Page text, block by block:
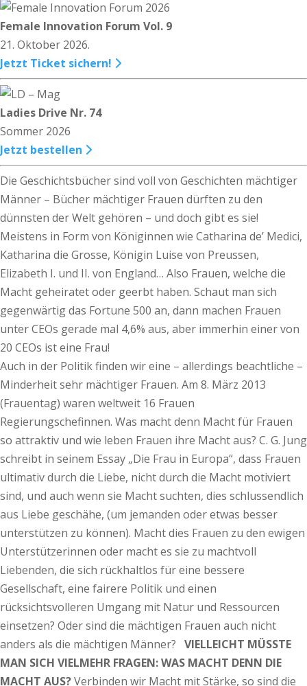
Female Innovation Forum Vol. 9
21. Oktober 2026.
Jetzt Ticket sichern!
Ladies Drive Nr. 74
Sommer 2026
Jetzt bestellen
Die Geschichtsbücher sind voll von Geschichten mächtiger
Männer – Bücher mächtiger Frauen dürften zu den
dünnsten der Welt gehören – und doch gibt es sie!
Meistens in Form von Königinnen wie Catharina de’ Medici,
Katharina die Grosse, Königin Luise von Preussen,
Elizabeth I. und II. von England… Also Frauen, welche die
Macht geheiratet oder geerbt haben. Schaut man sich
gegenwärtig das Fortune 500 an, dann machen Frauen
unter CEOs gerade mal 4,6% aus, aber immerhin einer von
20 CEOs ist eine Frau!
Auch in der Politik finden wir eine – allerdings beachtliche –
Minderheit sehr mächtiger Frauen. Am 8. März 2013
(Frauentag) waren weltweit 16 Frauen
Regierungschefinnen. Was macht denn Macht für Frauen
so attraktiv und wie leben Frauen ihre Macht aus? C. G. Jung
schreibt in seinem Essay „Die Frau in Europa“, dass Frauen
ultimativ durch die Liebe, nicht durch die Macht motiviert
sind, und auch wenn sie Macht suchten, dies schlussendlich
aus Liebe geschähe, (um jemanden oder etwas besser
unterstützen zu können). Macht dies Frauen zu den ewigen
Unterstützerinnen oder macht es sie zu machtvoll
Liebenden, die sich rückhaltlos für eine bessere
Gesellschaft, eine fairere Politik und einen
rücksichtsvolleren Umgang mit Natur und Ressourcen
einsetzen? Oder sind die mächtigen Frauen auch nicht
anders als die mächtigen Männer? VIELLEICHT MÜSSTE
MAN SICH VIELMEHR FRAGEN: WAS MACHT DENN DIE
MACHT AUS?Verbinden wir Macht mit Stärke, so sind die